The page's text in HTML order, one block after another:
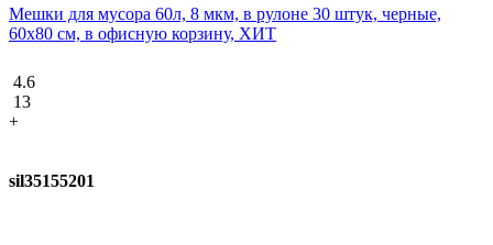
Мешки для мусора 60л, 8 мкм, в рулоне 30 штук, черные,
60х80 см, в офисную корзину, ХИТ
4.6
13
+
sil35155201